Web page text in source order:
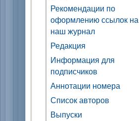
Рекомендации по
оформлению ссылок на
наш журнал
Редакция
Информация для
подписчиков
Аннотации номера
Список авторов
Выпуски